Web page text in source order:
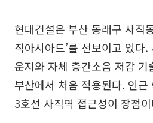
현대건설은 부산 동래구 사직
직아시아드’를 선보이고 있다
운지와 자체 층간소음 저감 기
부산에서 처음 적용된다. 인근
3호선 사직역 접근성이 장점